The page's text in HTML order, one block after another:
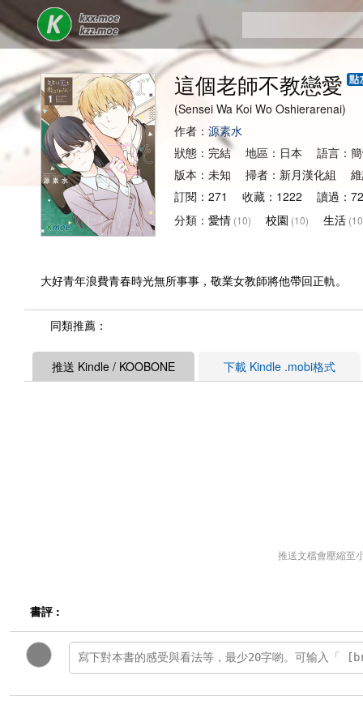
這個老師不教戀愛
(Sensei Wa Koi Wo Oshierarenai)
作者： 源素水
狀態：完結 地區：日本 語言：
版本：未知 掃者：新月漢化組 維
訂閱：271 收藏：1222 讀過：
分類： 愛情 (10) 校園 (10) 生活
大好青年浪費青春時光無所事事，敬業女教師將他帶回正軌。
同類推薦：
推送 Kindle / KOOBONE 下載 Kindle .mobi格式
推送文檔會壓縮至
書評 :